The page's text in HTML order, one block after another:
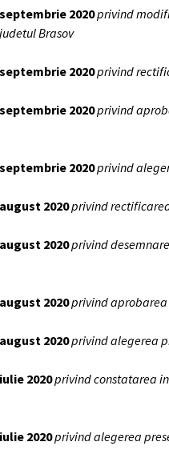
2020privind
Brasov
2020privind
2020privind
2020privind
2020privind
2020privind
2020privind
2020privind alegerea
2020privind constatarea
2020privind alegerea